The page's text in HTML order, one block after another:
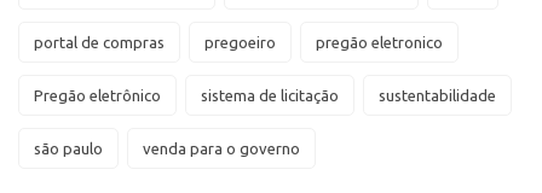
portal de compras pregoeiro pregão eletronico
Pregão eletrônico sistema de licitação sustentabilidade
são paulo venda para o governo